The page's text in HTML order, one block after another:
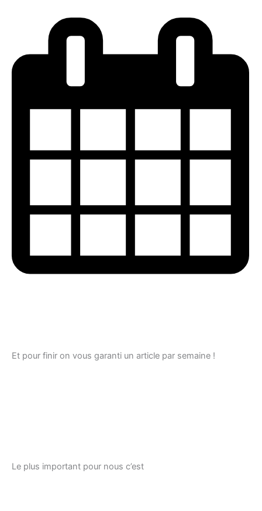
Et pour finir on vous garanti un article par semaine !
Le plus important pour nous c’est